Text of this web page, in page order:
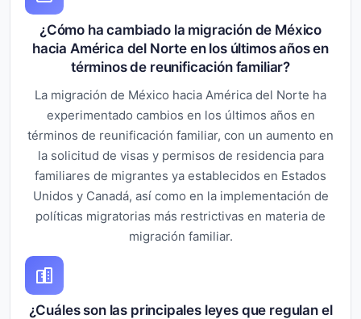
¿Cómo ha cambiado la migración de México
hacia América del Norte en los últimos años en
términos de reunificación familiar?
La migración de México hacia América del Norte ha
experimentado cambios en los últimos años en
términos de reunificación familiar, con un aumento en
la solicitud de visas y permisos de residencia para
familiares de migrantes ya establecidos en Estados
Unidos y Canadá, así como en la implementación de
políticas migratorias más restrictivas en materia de
migración familiar.
¿Cuáles son las principales leyes que regulan el